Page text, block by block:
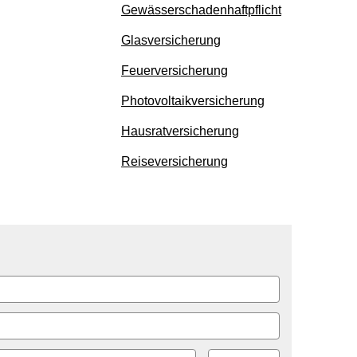
Gewässerschadenhaftpflicht
Glasversicherung
Feuerversicherung
Photo­voltaik­ver­si­che­rung
Haus­rat­ver­si­che­rung
Reiseversicherung